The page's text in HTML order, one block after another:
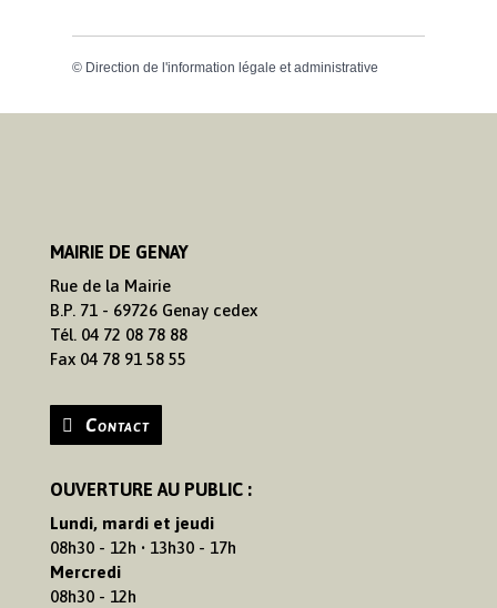
© Direction de l'information légale et administrative
MAIRIE DE GENAY
Rue de la Mairie
B.P. 71 - 69726 Genay cedex
Tél. 04 72 08 78 88
Fax 04 78 91 58 55
Contact
OUVERTURE AU PUBLIC :
Lundi, mardi et jeudi
08h30 - 12h • 13h30 - 17h
Mercredi
08h30 - 12h